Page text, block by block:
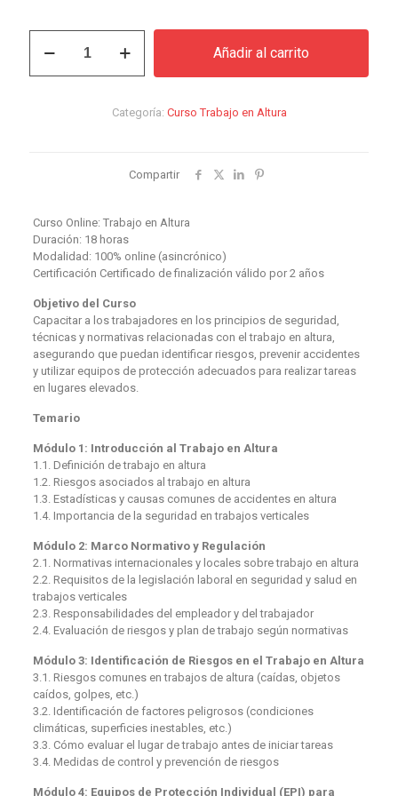
original
era:
actual
Trabajo
Añadir al carrito
Categoría: Curso Trabajo en Altura
Compartir
Curso Online: Trabajo en Altura
Duración: 18 horas
Modalidad: 100% online (asincrónico)
Certificación Certificado de finalización válido por 2 años
Objetivo del Curso
Capacitar a los trabajadores en los principios de seguridad,
técnicas y normativas relacionadas con el trabajo en altura,
asegurando que puedan identificar riesgos, prevenir accidentes
y utilizar equipos de protección adecuados para realizar tareas
en lugares elevados.
Temario
Módulo 1: Introducción al Trabajo en Altura
1.1. Definición de trabajo en altura
1.2. Riesgos asociados al trabajo en altura
1.3. Estadísticas y causas comunes de accidentes en altura
1.4. Importancia de la seguridad en trabajos verticales
Módulo 2: Marco Normativo y Regulación
2.1. Normativas internacionales y locales sobre trabajo en altura
2.2. Requisitos de la legislación laboral en seguridad y salud en
trabajos verticales
2.3. Responsabilidades del empleador y del trabajador
2.4. Evaluación de riesgos y plan de trabajo según normativas
Módulo 3: Identificación de Riesgos en el Trabajo en Altura
3.1. Riesgos comunes en trabajos de altura (caídas, objetos
caídos, golpes, etc.)
3.2. Identificación de factores peligrosos (condiciones
climáticas, superficies inestables, etc.)
3.3. Cómo evaluar el lugar de trabajo antes de iniciar tareas
3.4. Medidas de control y prevención de riesgos
Módulo 4: Equipos de Protección Individual (EPI) para